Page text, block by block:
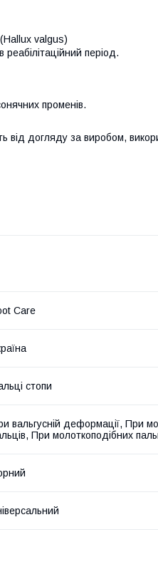
(Hallux valgus)
період.
променів.
від догляду за виробом,
Care
стопи
вальгусній деформації, При
При молоткоподібних